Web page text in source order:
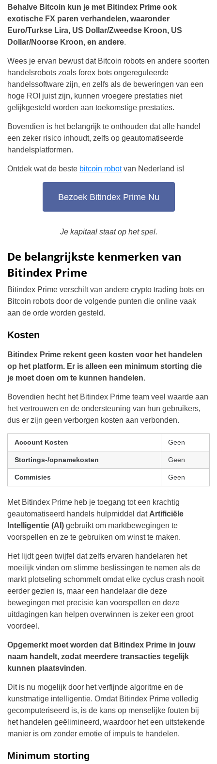
Behalve Bitcoin kun je met Bitindex Prime ook
exotische FX paren verhandelen, waaronder
Euro/Turkse Lira, US Dollar/Zweedse Kroon, US
Dollar/Noorse Kroon, en andere.
Wees je ervan bewust dat Bitcoin robots en andere soorten
handelsrobots zoals forex bots ongereguleerde
handelssoftware zijn, en zelfs als de beweringen van een
hoge ROI juist zijn, kunnen vroegere prestaties niet
gelijkgesteld worden aan toekomstige prestaties.
Bovendien is het belangrijk te onthouden dat alle handel
een zeker risico inhoudt, zelfs op geautomatiseerde
handelsplatformen.
Ontdek wat de beste bitcoin robotvan Nederland is!
Bezoek Bitindex Prime Nu
Je kapitaal staat op het spel.
De belangrijkste kenmerken van
Bitindex Prime
Bitindex Prime verschilt van andere crypto trading bots en
Bitcoin robots door de volgende punten die online vaak
aan de orde worden gesteld.
Kosten
Bitindex Prime rekent geen kosten voor het handelen
op het platform. Er is alleen een minimum storting die
je moet doen om te kunnen handelen.
Bovendien hecht het Bitindex Prime team veel waarde aan
het vertrouwen en de ondersteuning van hun gebruikers,
dus er zijn geen verborgen kosten aan verbonden.
Account Kosten Geen
Stortings-/opnamekosten Geen
Commisies Geen
Met Bitindex Prime heb je toegang tot een krachtig
geautomatiseerd handels hulpmiddel dat Artificiële
Intelligentie (AI) gebruikt om marktbewegingen te
voorspellen en ze te gebruiken om winst te maken.
Het lijdt geen twijfel dat zelfs ervaren handelaren het
moeilijk vinden om slimme beslissingen te nemen als de
markt plotseling schommelt omdat elke cyclus crash nooit
eerder gezien is, maar een handelaar die deze
bewegingen met precisie kan voorspellen en deze
uitdagingen kan helpen overwinnen is zeker een groot
voordeel.
Opgemerkt moet worden dat Bitindex Prime in jouw
naam handelt, zodat meerdere transacties tegelijk
kunnen plaatsvinden.
Dit is nu mogelijk door het verfijnde algoritme en de
kunstmatige intelligentie. Omdat Bitindex Prime volledig
gecomputeriseerd is, is de kans op menselijke fouten bij
het handelen geëlimineerd, waardoor het een uitstekende
manier is om zonder emotie of impuls te handelen.
Minimum storting